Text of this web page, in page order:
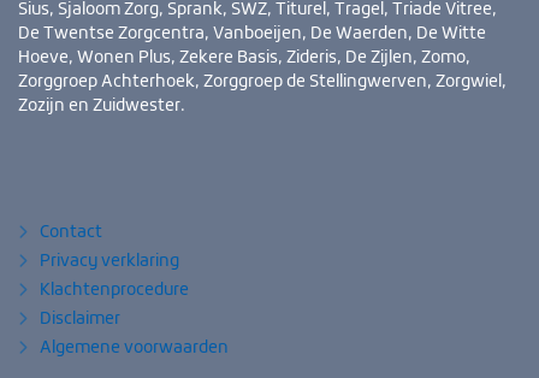
Sius, Sjaloom Zorg, Sprank, SWZ, Titurel, Tragel, Triade Vitree,
De Twentse Zorgcentra, Vanboeijen, De Waerden, De Witte
Hoeve, Wonen Plus, Zekere Basis, Zideris, De Zijlen, Zomo,
Zorggroep Achterhoek, Zorggroep de Stellingwerven, Zorgwiel,
Zozijn en Zuidwester.
Contact
Privacy verklaring
Klachtenprocedure
Disclaimer
Algemene voorwaarden